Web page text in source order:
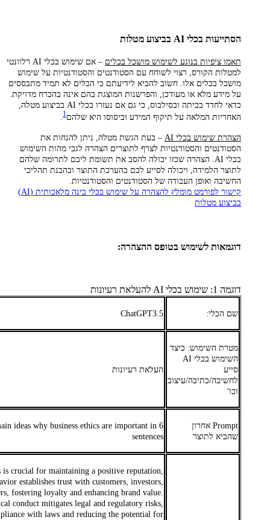
הסתייעות בכלי AI בביצוע מטלות
תאמו ציפיות בנוגע לשימוש מושכל בכלים
– אם שימוש בכלי AI רלוונטי
למטלות הקורס, רצוי לשוחח עם הסטודנטים והסטודנטיות על שימוש
מושכל בכלים אלו. חשוב להביא לידיעתם כי הכלים לא תמיד מתבססים
על מידע מלא או מעודכן, והפרשנות המוצגת בהם אינה בהכרח מדויקת.
כדאי לחדד בכיתה ובסילבוס, כי גם אם נעזרו בכלי AI בביצוע מטלה,
האחריות המלאה על תיקוף המידע וביסוסו היא שלהם1
הצהרת שימוש בכלי AI
– בעת הגשת מטלה, ניתן להנחות את
הסטודנטים והסטודנטיות לצרף לתוצרים הצהרה לגבי מהות השימוש
בכלי AI. הצהרה שכזו יכולה להסב את תשומת ליבם לתרומה שלהם
לתוצר הלמידה, ויכולה לסייע לכם בהערכת התוצר ובהבנת תהליכי
החשיבה ואופן העבודה של הסטודנטים והסטודנטיות.
קישור לפורמט מומלץ להצהרה על שימוש בכלי בינה מלאכותית (AI)
בביצוע מטלות
דוגמאות לשימוש בטופס ההצהרה:
דוגמה 1: שימוש בכלי AI להעלאת רעיונות
שם הכלי: ChatGPT3.5
מטרת השימוש: כיצד
השימוש בכלי AI
סייע
לחשיבה/כתיבה/עיצוב
וכו'
העלאת רעיונות
Prompt אחרון
שהביא לתוצר
ideas why business ethics are important in 6
sentences
is crucial for maintaining a positive reputation,
establishes trust with customers, investors,
fostering loyalty and enhancing brand value.
conduct mitigates legal and regulatory risks,
with laws and reducing the potential for